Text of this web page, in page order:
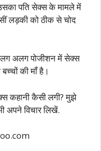
पति सेक्स के मामले में
लड़की को ठीक से चोद
अलग पोजीशन में सेक्स
की माँ है।
कहानी कैसी लगी? मुझे
विचार लिखें.